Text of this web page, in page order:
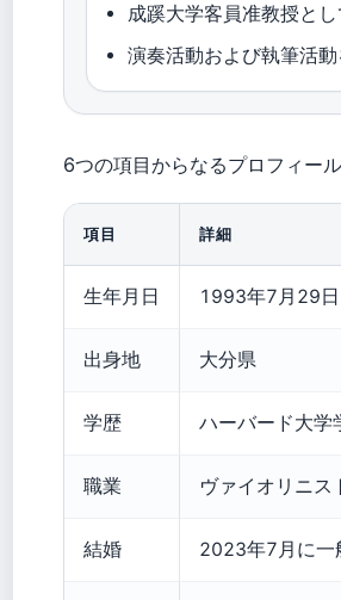
成蹊大学客員准教授と
演奏活動および執筆活
6つの項目からなるプロフィー
項目 詳細
生年月日 1993年7月29日
出身地 大分県
学歴 ハーバード大
職業 ヴァイオリニス
結婚 2023年7月に一